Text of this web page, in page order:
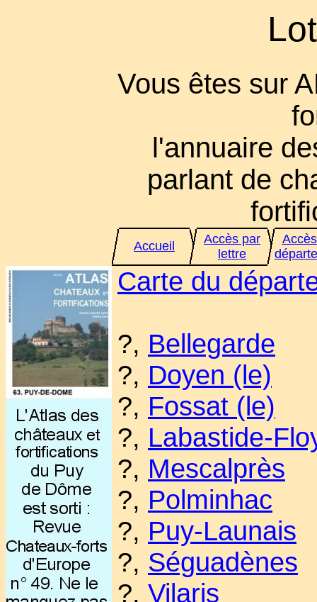
Vous êtes sur
l'annuaire
parlant de
Accueil
Accès par
lettre
Carte du
?, Bellegarde
?, Doyen (le)
?, Fossat (le)
?, Labastide-
?, Mescalprès
?, Polminhac
?, Puy-Launais
?, Séguadènes
?, Vilaris